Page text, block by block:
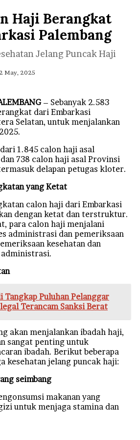
Haji Berangkat
Palembang
Jelang Puncak Haji
May, 2025
– Sebanyak 2.583
dari Embarkasi
Selatan, untuk menjalankan
1.845 calon haji asal
738 calon haji asal Provinsi
delapan petugas kloter.
yang Ketat
calon haji dari Embarkasi
dengan ketat dan terstruktur.
para calon haji menjalani
administrasi dan pemeriksaan
kesehatan dan
Tangkap Puluhan Pelanggar
Terancam Sanksi Berat
akan menjalankan ibadah haji,
sangat penting untuk
ibadah. Berikut beberapa
kesehatan jelang puncak haji:
seimbang
makanan yang
untuk menjaga stamina dan